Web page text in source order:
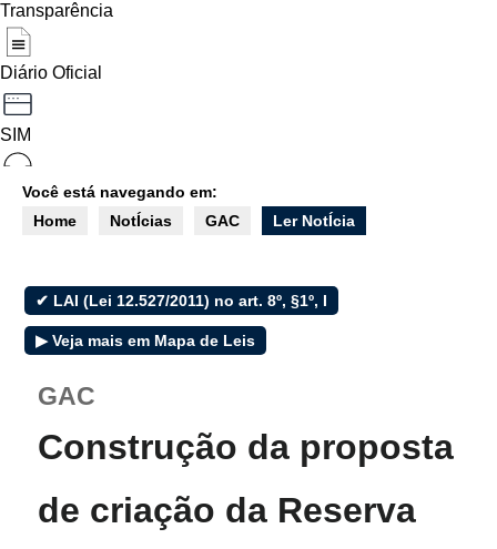
Transparência
Diário Oficial
SIM
Ouvidoria
Acesso à Informação
Empresas
Notícias
Você está navegando em:
Home
NotÍcias GAC Ler NotÍcia
✔ LAI (Lei 12.527/2011) no art. 8º, §1º, I
▶ Veja mais em Mapa de Leis
GAC
Construção da proposta
de criação da Reserva